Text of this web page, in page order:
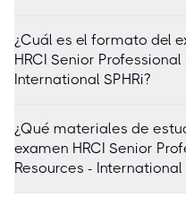
¿Cuál es el formato del
HRCI Senior
International SPHRi?
¿Qué materiales de
examen HRCI Senior
Resources - International